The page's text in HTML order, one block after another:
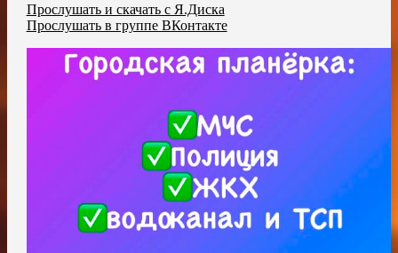
Прослушать и скачать с Я.Диска
Прослушать в группе ВКонтакте